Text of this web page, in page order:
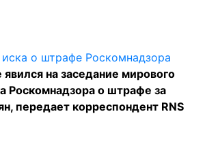
на заседание мирового
Роскомнадзора о штрафе за
передает корреспондент RNS